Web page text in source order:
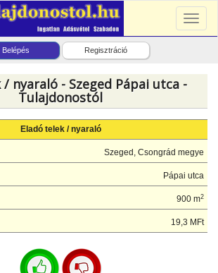
Belépés Regisztráció
/ nyaraló - Szeged Pápai utca -
Tulajdonostól
Eladó telek / nyaraló
Szeged, Csongrád megye
Pápai utca
900 m2
19,3 MFt